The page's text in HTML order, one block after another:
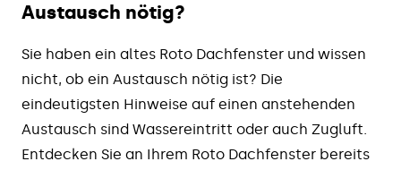
Austausch nötig?
Sie haben ein altes Roto Dachfenster und wissen
nicht, ob ein Austausch nötig ist? Die
eindeutigsten Hinweise auf einen anstehenden
Austausch sind Wassereintritt oder auch Zugluft.
Entdecken Sie an Ihrem Roto Dachfenster bereits